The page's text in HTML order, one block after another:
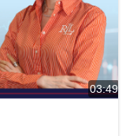
03:49